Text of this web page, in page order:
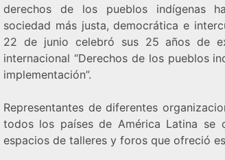
derechos de los pueblos indígenas
sociedad más justa, democrática e
22 de junio celebró sus 25 años de
internacional “Derechos de los pueblos
implementación”.
Representantes de diferentes
todos los países de América Latina se
espacios de talleres y foros que ofreció